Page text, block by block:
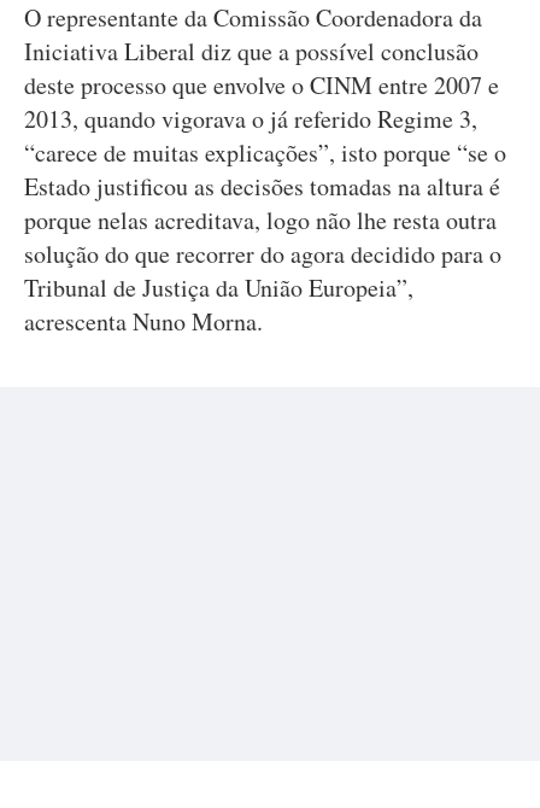
O representante da Comissão Coordenadora da
Iniciativa Liberal diz que a possível conclusão
deste processo que envolve o CINM entre 2007 e
2013, quando vigorava o já referido Regime 3,
“carece de muitas explicações”, isto porque “se o
Estado justificou as decisões tomadas na altura é
porque nelas acreditava, logo não lhe resta outra
solução do que recorrer do agora decidido para o
Tribunal de Justiça da União Europeia”,
acrescenta Nuno Morna.